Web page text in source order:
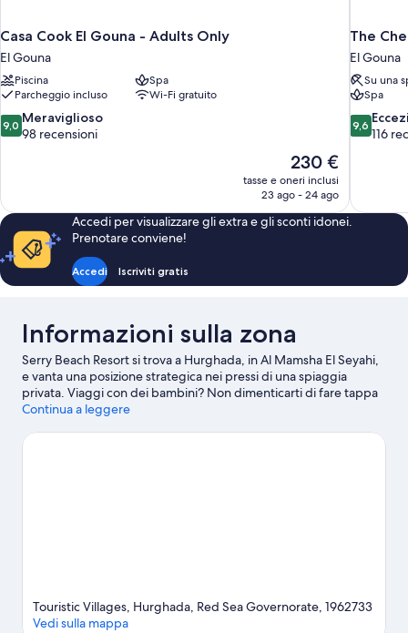
Casa Cook El Gouna - Adults Only
El Gouna
Piscina
Spa
Parcheggio incluso
Wi-Fi gratuito
9.0
su
recensioni
9,0 Meraviglioso
98 recensioni
Il
prezzo
attuale
230 €
230 €
tasse e oneri inclusi
23 ago - 24 ago
The
El Gouna
Su una
Spa
9.6
su
recensioni
9,6
116
Accedi per visualizzare gli extra e gli sconti idonei.
Prenotare conviene!
Accedi Iscriviti gratis
Informazioni sulla zona
Serry Beach Resort si trova a Hurghada, in Al Mamsha El Seyahi,
e vanta una posizione strategica nei pressi di una spiaggia
privata. Viaggi con dei bambini? Non dimenticarti di fare tappa
a Parco Acquatico Sindbad. Con proposte divertenti come
impossibile.
Continua a leggere
Touristic Villages, Hurghada, Red Sea Governorate, 1962733
Vedi sulla mappa